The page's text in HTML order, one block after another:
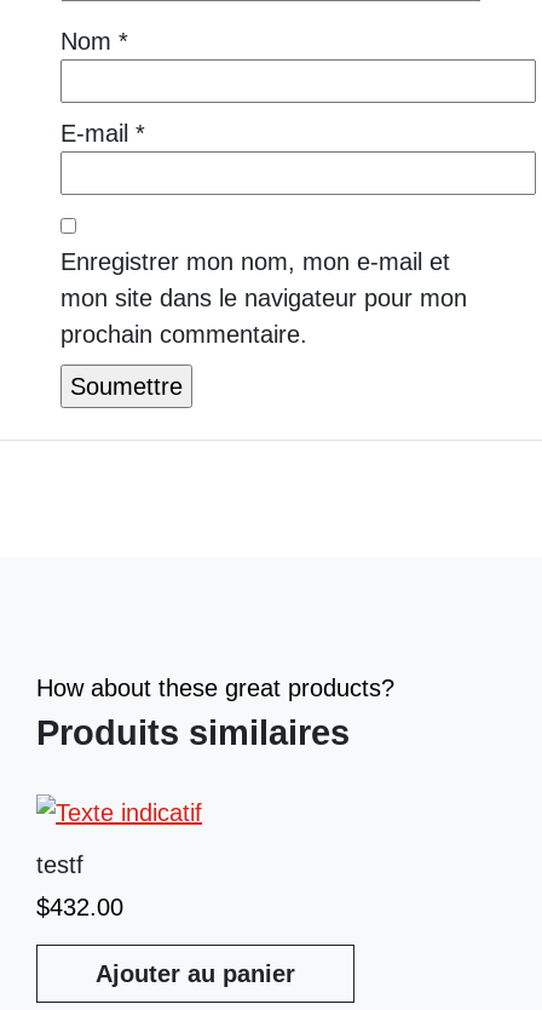
Nom *
E-mail *
Enregistrer mon nom, mon e-mail et
mon site dans le navigateur pour mon
prochain commentaire.
How about these great products?
Produits similaires
testf
$432.00
Ajouter au panier